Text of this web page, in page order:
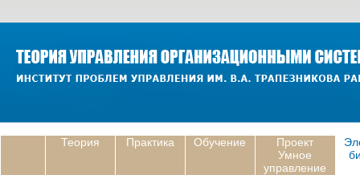
Теория Практика Обучение
Проект
Умное
управление